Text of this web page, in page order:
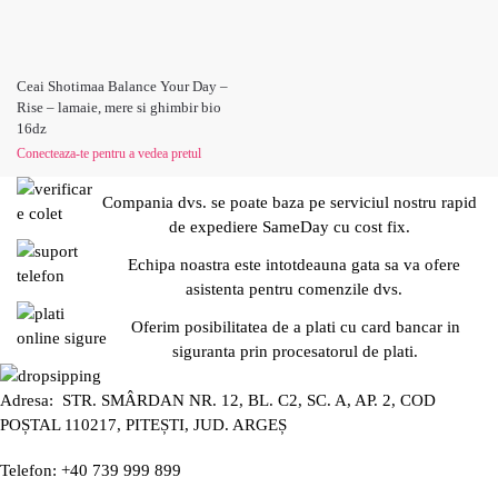
Ceai Shotimaa Balance Your Day –
Rise – lamaie, mere si ghimbir bio
16dz
Conecteaza-te pentru a vedea pretul
Compania dvs. se poate baza pe serviciul nostru rapid
de expediere SameDay cu cost fix.
Echipa noastra este intotdeauna gata sa va ofere
asistenta pentru comenzile dvs.
Oferim posibilitatea de a plati cu card bancar in
siguranta prin procesatorul de plati.
Adresa: STR. SMÂRDAN NR. 12, BL. C2, SC. A, AP. 2, COD
POȘTAL 110217, PITEȘTI, JUD. ARGEȘ
Telefon: +40 739 999 899